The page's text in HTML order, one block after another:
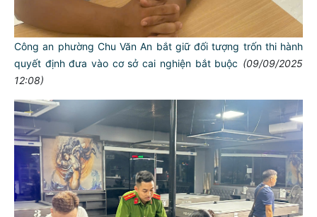
Công an phường Chu Văn An bắt giữ đối tượng trốn thi hành
quyết định đưa vào cơ sở cai nghiện bắt buộc (09/09/2025
12:08)